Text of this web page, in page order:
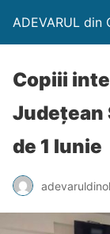
ADEVARUL din
Copiii
Județean
de 1 Iunie